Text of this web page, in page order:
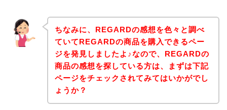
ちなみに、REGARDの感想を色々と調べ
ていてREGARDの商品を購入できるペー
ジを発見しましたよ♪なので、REGARDの
商品の感想を探している方は、まずは下記
ページをチェックされてみてはいかがでし
ょうか？